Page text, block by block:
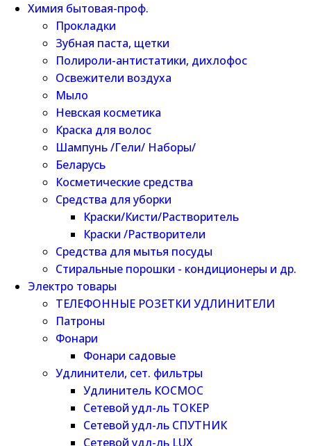
Химия бытовая-проф.
Прокладки
Зубная паста, щетки
Полироли-антистатики, дихлофос
Освежители воздуха
Мыло
Невская косметика
Краска для волос
Шампунь /Гели/ Наборы/
Беларусь
Косметические средства
Средства для уборки
Краски/Кисти/Растворитель
Краски /Растворители
Средства для мытья посуды
Стиральные порошки - кондиционеры и др.
Электро товары
ТЕЛЕФОННЫЕ РОЗЕТКИ УДЛИНИТЕЛИ
Патроны
Фонари
Фонари садовые
Удлинители, сет. фильтры
Удлинитель КОСМОС
Сетевой удл-ль ТОКЕР
Сетевой удл-ль СПУТНИК
Сетевой удл-ль LUX